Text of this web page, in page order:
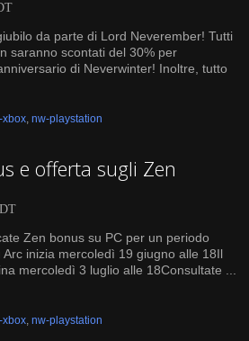
da parte di Lord Neverember! Tutti
saranno scontati del 30% per
di Neverwinter! Inoltre, tutto
xbox, nw-playstation
e offerta sugli Zen
Zen bonus su PC per un periodo
inizia mercoledì 19 giugno alle 18Il
mercoledì 3 luglio alle 18Consultate ...
xbox, nw-playstation